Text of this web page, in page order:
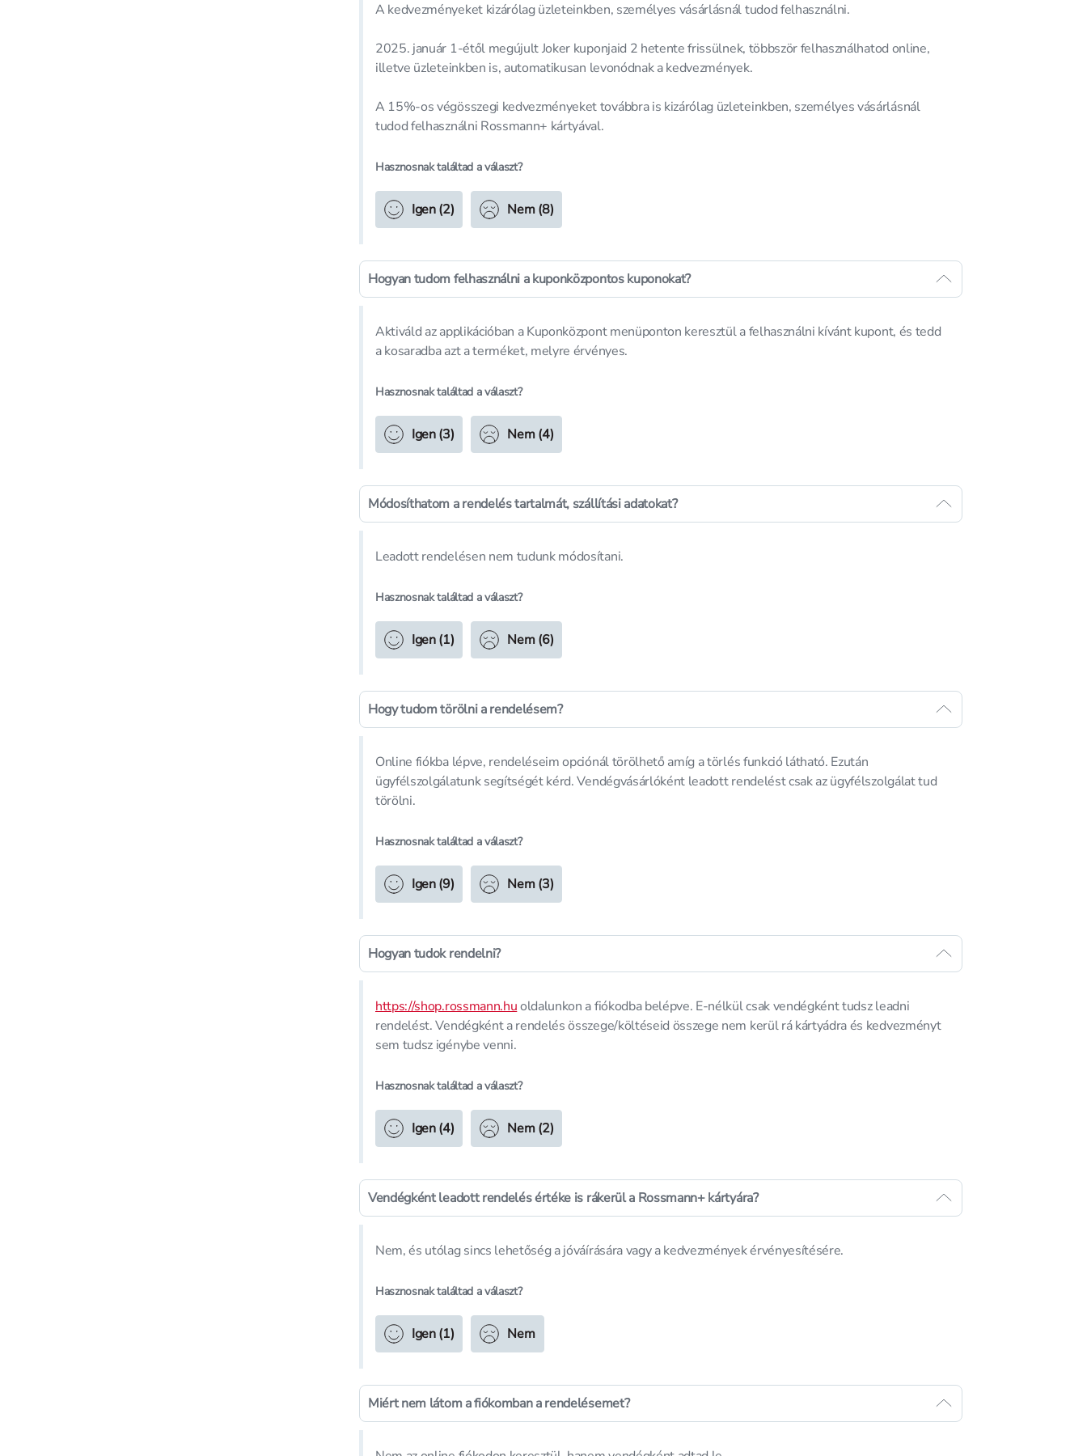
A kedvezményeket kizárólag üzleteinkben, személyes vásárlásnál tudod felhasználni.
2025. január 1-étől megújult Joker kuponjaid 2 hetente frissülnek, többször felhasználhatod online,
illetve üzleteinkben is, automatikusan levonódnak a kedvezmények.
A 15%-os végösszegi kedvezményeket továbbra is kizárólag üzleteinkben, személyes vásárlásnál
tudod felhasználni Rossmann+ kártyával.
Hasznosnak találtad a választ?
Igen (2) Nem (8)
Hogyan tudom felhasználni a kuponközpontos kuponokat?
Aktiváld az applikációban a Kuponközpont menüponton keresztül a felhasználni kívánt kupont, és tedd
a kosaradba azt a terméket, melyre érvényes.
Hasznosnak találtad a választ?
Igen (3) Nem (4)
Módosíthatom a rendelés tartalmát, szállítási adatokat?
Leadott rendelésen nem tudunk módosítani.
Hasznosnak találtad a választ?
Igen (1) Nem (6)
Hogy tudom törölni a rendelésem?
Online fiókba lépve, rendeléseim opciónál törölhető amíg a törlés funkció látható. Ezután
ügyfélszolgálatunk segítségét kérd. Vendégvásárlóként leadott rendelést csak az ügyfélszolgálat tud
törölni.
Hasznosnak találtad a választ?
Igen (9) Nem (3)
Hogyan tudok rendelni?
https://shop.rossmann.huoldalunkon a fiókodba belépve. E-nélkül csak vendégként tudsz leadni
rendelést. Vendégként a rendelés összege/költéseid összege nem kerül rá kártyádra és kedvezményt
sem tudsz igénybe venni.
Hasznosnak találtad a választ?
Igen (4) Nem (2)
Vendégként leadott rendelés értéke is rákerül a Rossmann+ kártyára?
Nem, és utólag sincs lehetőség a jóváírására vagy a kedvezmények érvényesítésére.
Hasznosnak találtad a választ?
Igen (1) Nem
Miért nem látom a fiókomban a rendelésemet?